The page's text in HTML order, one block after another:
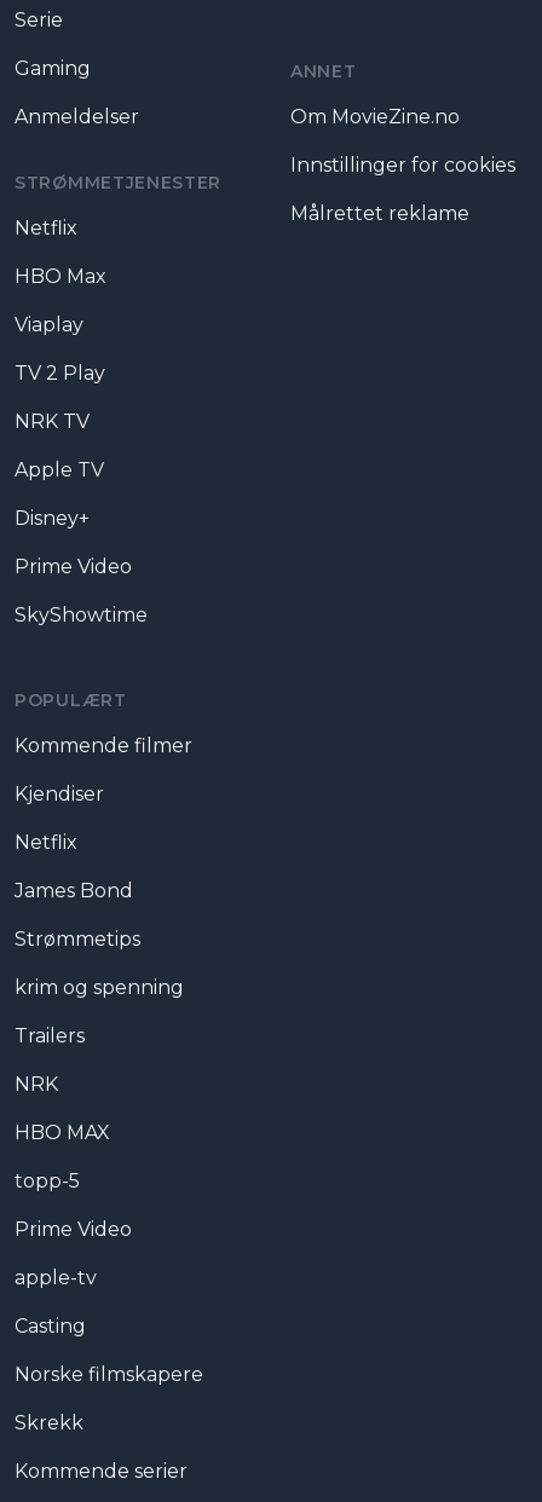
Serie
Gaming
Anmeldelser
STRØMMETJENESTER
Netflix
HBO Max
Viaplay
TV 2 Play
NRK TV
Apple TV
Disney+
Prime Video
SkyShowtime
POPULÆRT
Kommende filmer
Kjendiser
Netflix
James Bond
Strømmetips
krim og spenning
Trailers
NRK
HBO MAX
topp-5
Prime Video
apple-tv
Casting
Norske filmskapere
Skrekk
Kommende serier
ANNET
Om MovieZine.no
Innstillinger for cookies
Målrettet reklame